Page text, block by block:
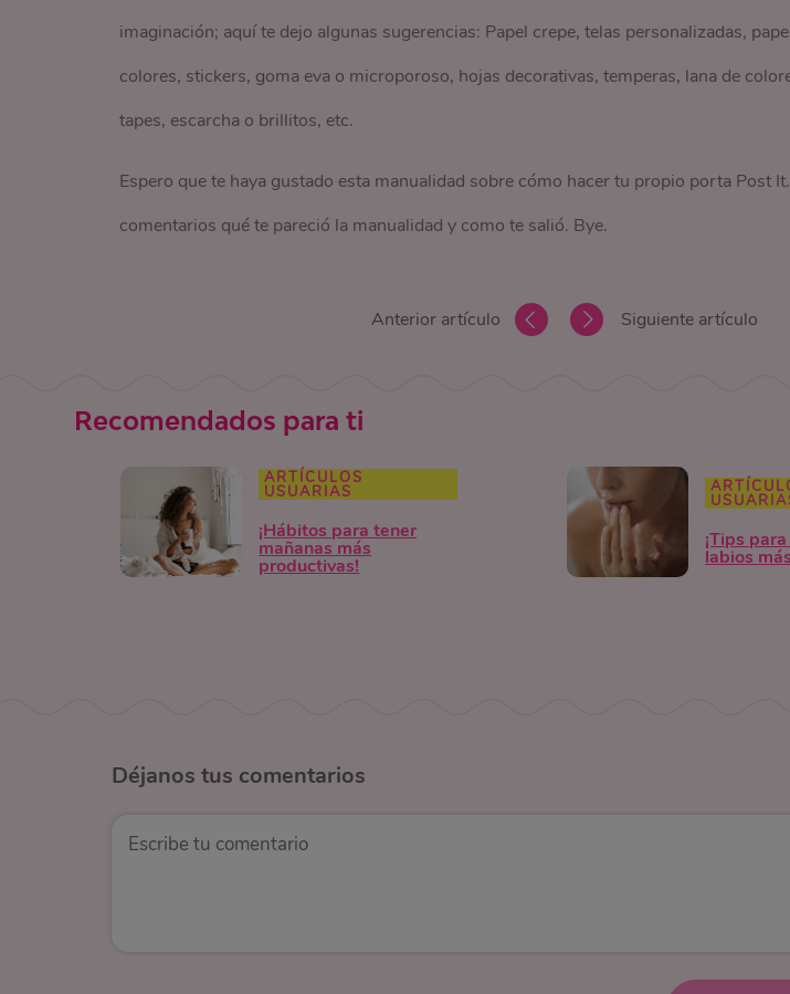
imaginación; aquí te dejo algunas sugerencias: Papel crepe, telas personalizadas,
colores, stickers, goma eva o microporoso, hojas decorativas, temperas, lana de
tapes, escarcha o brillitos, etc.
Espero que te haya gustado esta manualidad sobre cómo hacer tu propio porta Post
comentarios qué te pareció la manualidad y como te salió. Bye.
Anterior artículo Siguiente artículo
Recomendados para ti
ARTÍCULOS
USUARIAS
¡Hábitos para tener
mañanas más
productivas!
¡Tips
labios
Déjanos tus comentarios